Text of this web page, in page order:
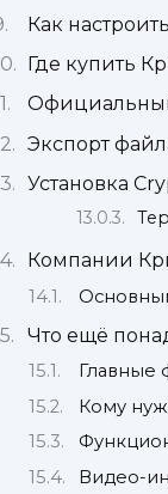
Как
Где купить
Экспорт
Установка
Компании
Что ещё
Главные
Кому
Видео-